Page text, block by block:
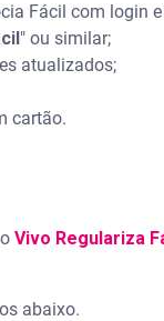
Fácil com login
" ou similar;
atualizados;
cartão.
Vivo Regulariza
abaixo.